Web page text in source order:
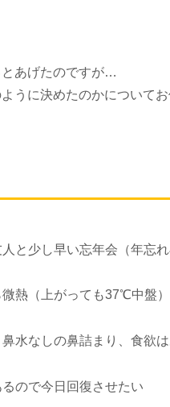
あげたのですが…
うに決めたのかについてお
と少し早い忘年会（年忘
熱（上がっても37℃中盤）
水なしの鼻詰まり、食欲
ので今日回復させたい